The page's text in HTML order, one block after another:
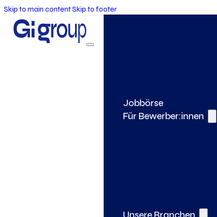
Skip to main contentSkip to footer
Jobbörse
Für Bewerber:innen